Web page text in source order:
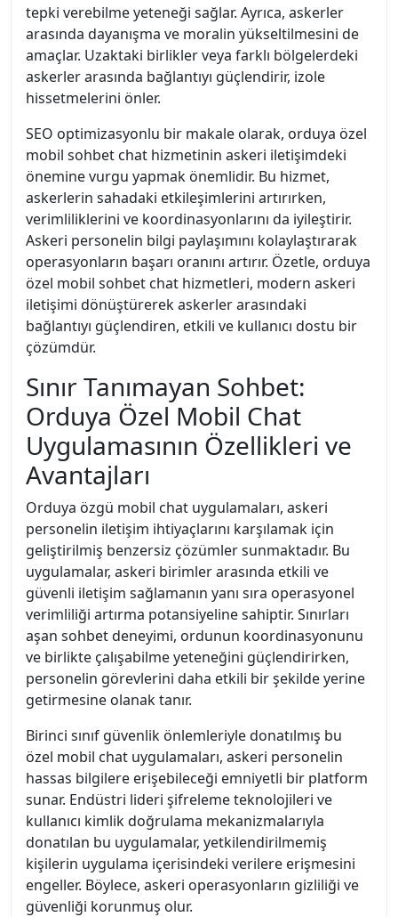
tepki verebilme yeteneği sağlar. Ayrıca, askerler
arasında dayanışma ve moralin yükseltilmesini de
amaçlar. Uzaktaki birlikler veya farklı bölgelerdeki
askerler arasında bağlantıyı güçlendirir, izole
hissetmelerini önler.
SEO optimizasyonlu bir makale olarak, orduya özel
mobil sohbet chat hizmetinin askeri iletişimdeki
önemine vurgu yapmak önemlidir. Bu hizmet,
askerlerin sahadaki etkileşimlerini artırırken,
verimliliklerini ve koordinasyonlarını da iyileştirir.
Askeri personelin bilgi paylaşımını kolaylaştırarak
operasyonların başarı oranını artırır. Özetle, orduya
özel mobil sohbet chat hizmetleri, modern askeri
iletişimi dönüştürerek askerler arasındaki
bağlantıyı güçlendiren, etkili ve kullanıcı dostu bir
çözümdür.
Sınır Tanımayan Sohbet:
Orduya Özel Mobil Chat
Uygulamasının Özellikleri ve
Avantajları
Orduya özgü mobil chat uygulamaları, askeri
personelin iletişim ihtiyaçlarını karşılamak için
geliştirilmiş benzersiz çözümler sunmaktadır. Bu
uygulamalar, askeri birimler arasında etkili ve
güvenli iletişim sağlamanın yanı sıra operasyonel
verimliliği artırma potansiyeline sahiptir. Sınırları
aşan sohbet deneyimi, ordunun koordinasyonunu
ve birlikte çalışabilme yeteneğini güçlendirirken,
personelin görevlerini daha etkili bir şekilde yerine
getirmesine olanak tanır.
Birinci sınıf güvenlik önlemleriyle donatılmış bu
özel mobil chat uygulamaları, askeri personelin
hassas bilgilere erişebileceği emniyetli bir platform
sunar. Endüstri lideri şifreleme teknolojileri ve
kullanıcı kimlik doğrulama mekanizmalarıyla
donatılan bu uygulamalar, yetkilendirilmemiş
kişilerin uygulama içerisindeki verilere erişmesini
engeller. Böylece, askeri operasyonların gizliliği ve
güvenliği korunmuş olur.